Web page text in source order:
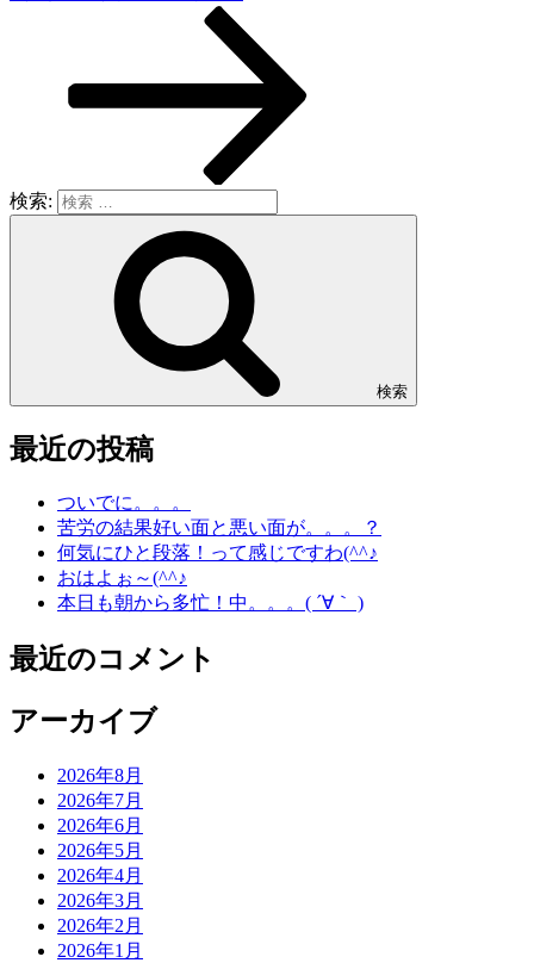
検索:
検索
最近の投稿
ついでに。。。
苦労の結果好い面と悪い面が。。。？
何気にひと段落！って感じですわ(^^♪
おはよぉ～(^^♪
本日も朝から多忙！中。。。( ´∀｀ )
最近のコメント
アーカイブ
2026年8月
2026年7月
2026年6月
2026年5月
2026年4月
2026年3月
2026年2月
2026年1月